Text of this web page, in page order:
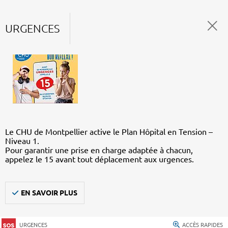
URGENCES
Le CHU de Montpellier active le Plan Hôpital en Tension –
Niveau 1.
Pour garantir une prise en charge adaptée à chacun,
appelez le 15 avant tout déplacement aux urgences.
EN SAVOIR PLUS
URGENCES ACCÈS RAPIDES